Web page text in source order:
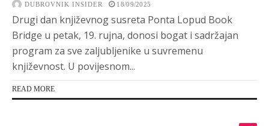
DUBROVNIK INSIDER 18/09/2025
Drugi dan književnog susreta Ponta Lopud Book
Bridge u petak, 19. rujna, donosi bogat i sadržajan
program za sve zaljubljenike u suvremenu
književnost. U povijesnom...
READ MORE